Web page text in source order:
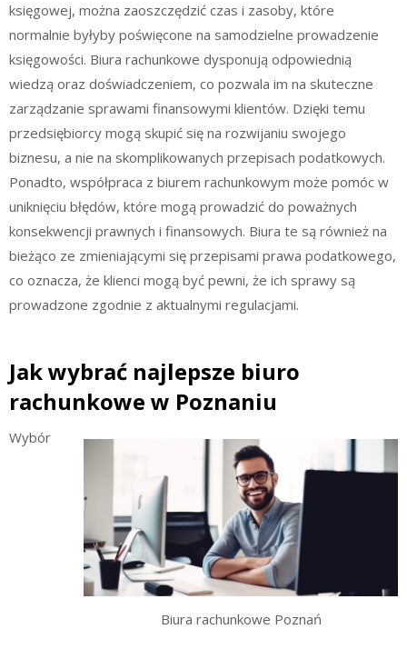
księgowej, można zaoszczędzić czas i zasoby, które
normalnie byłyby poświęcone na samodzielne prowadzenie
księgowości. Biura rachunkowe dysponują odpowiednią
wiedzą oraz doświadczeniem, co pozwala im na skuteczne
zarządzanie sprawami finansowymi klientów. Dzięki temu
przedsiębiorcy mogą skupić się na rozwijaniu swojego
biznesu, a nie na skomplikowanych przepisach podatkowych.
Ponadto, współpraca z biurem rachunkowym może pomóc w
uniknięciu błędów, które mogą prowadzić do poważnych
konsekwencji prawnych i finansowych. Biura te są również na
bieżąco ze zmieniającymi się przepisami prawa podatkowego,
co oznacza, że klienci mogą być pewni, że ich sprawy są
prowadzone zgodnie z aktualnymi regulacjami.
Jak wybrać najlepsze biuro
rachunkowe w Poznaniu
Biura rachunkowe Poznań
Wybór